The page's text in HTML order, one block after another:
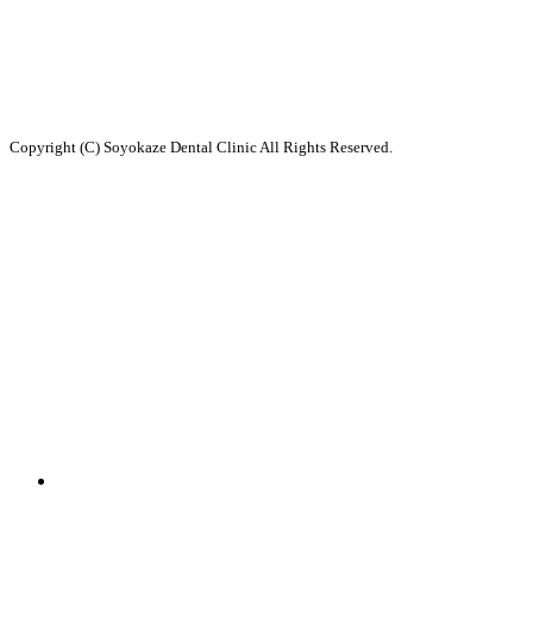
Copyright (C) Soyokaze Dental Clinic All Rights Reserved.